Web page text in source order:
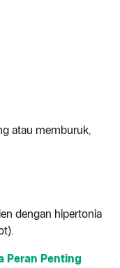
atau memburuk,
dengan hipertonia
Peran Penting